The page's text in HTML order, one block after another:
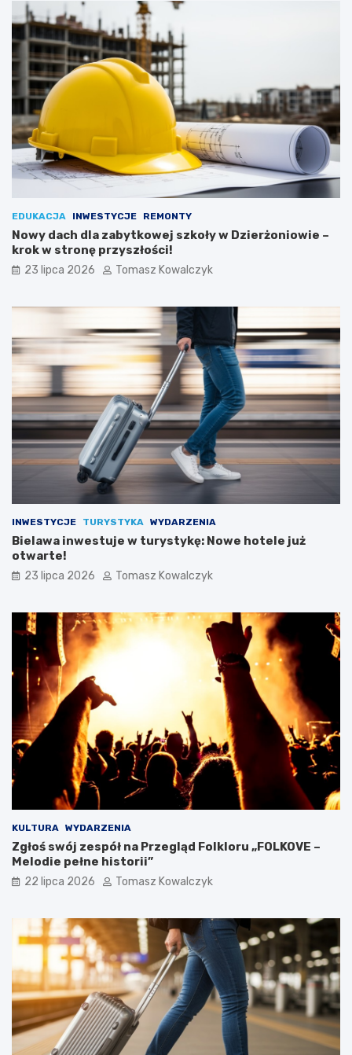
EDUKACJA INWESTYCJE REMONTY
Nowy dach dla zabytkowej szkoły w Dzierżoniowie –
krok w stronę przyszłości!
23 lipca 2026 Tomasz Kowalczyk
INWESTYCJE TURYSTYKA WYDARZENIA
Bielawa inwestuje w turystykę: Nowe hotele już
otwarte!
23 lipca 2026 Tomasz Kowalczyk
KULTURA WYDARZENIA
Zgłoś swój zespół na Przegląd Folkloru „FOLKOVE –
Melodie pełne historii”
22 lipca 2026 Tomasz Kowalczyk